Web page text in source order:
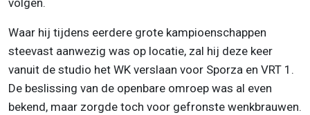
Waar hij tijdens eerdere grote kampioenschappen
steevast aanwezig was op locatie, zal hij deze keer
vanuit de studio het WK verslaan voor Sporza en VRT 1.
De beslissing van de openbare omroep was al even
bekend, maar zorgde toch voor gefronste wenkbrauwen.